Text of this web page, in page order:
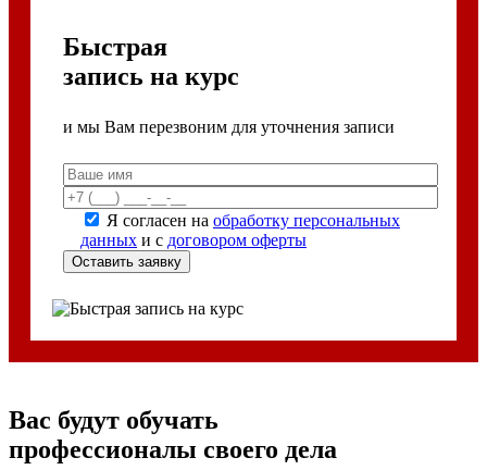
Быстрая
запись на курс
и мы Вам перезвоним для уточнения записи
Я согласен на обработку персональных
данных и с договором оферты
Вас будут обучать
профессионалы своего дела